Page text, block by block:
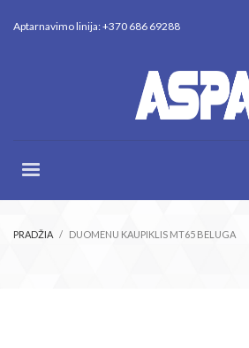
Aptarnavimo linija: +370 686 69288
PRADŽIA DUOMENU KAUPIKLIS MT65 BELUGA